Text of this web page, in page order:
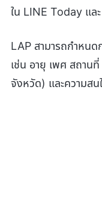
ใน LINE Today แล
LAP สามารถกำหนด
เช่น อายุ เพศ สถาน
จังหวัด) และความสน